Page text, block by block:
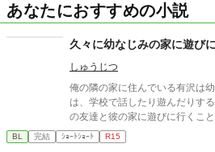
あなたにおすすめの小説
久々に幼なじみの家に遊び
しゅうじつ
俺の隣の家に住んでいる有沢は
は、学校で話したり遊んだりす
の友達と彼の家に遊びに行くこ
の家を懐かしんでいる中、いつ
幼なじみと2人きりに。 そこで
BL 完結 ｼｮｰﾄｼｮｰﾄ R15